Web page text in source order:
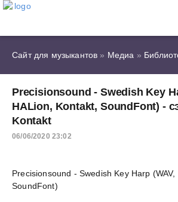
Сайт для музыкантов » Медиа »
Precisionsound - Swedish Key
HALion, Kontakt, SoundFont) -
Kontakt
06/06/2020 23:02
Precisionsound - Swedish Key Harp
SoundFont)